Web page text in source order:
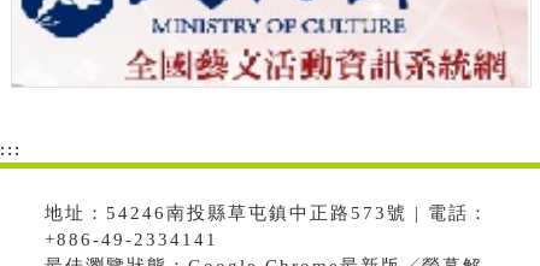
:::
地址：54246南投縣草屯鎮中正路573號 | 電話：
+886-49-2334141